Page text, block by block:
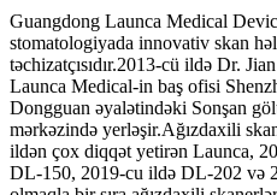
Guangdong Launca Medical
stomatologiyada innovativ skan
təchizatçısıdır.2013-cü ildə Dr.
Launca Medical-in baş ofisi
Dongguan əyalətindəki Sonşan
mərkəzində yerləşir.Ağızdaxili
ildən çox diqqət yetirən Launca,
DL-150, 2019-cu ildə DL-202 və